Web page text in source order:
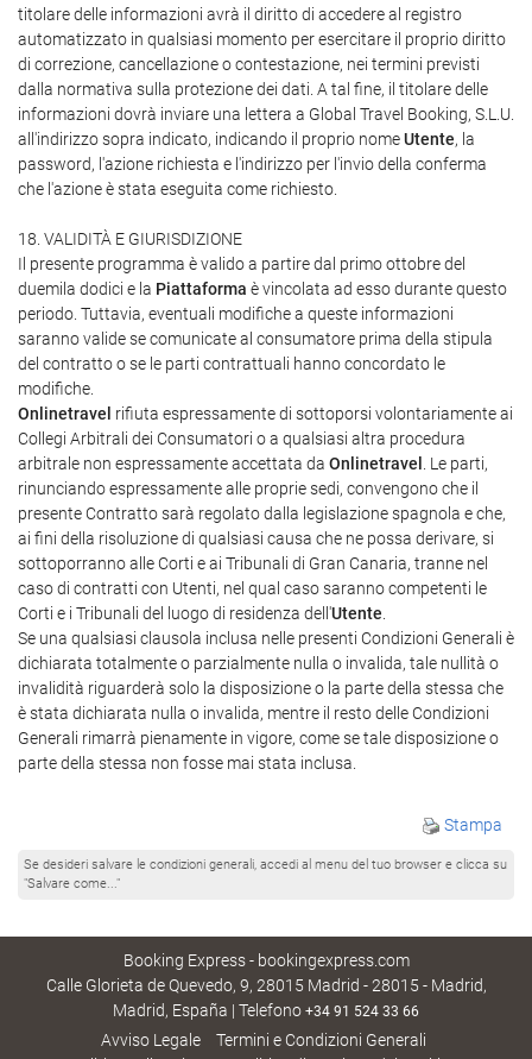
titolare delle informazioni avrà il diritto di accedere al registro
automatizzato in qualsiasi momento per esercitare il proprio diritto
di correzione, cancellazione o contestazione, nei termini previsti
dalla normativa sulla protezione dei dati. A tal fine, il titolare delle
informazioni dovrà inviare una lettera a Global Travel Booking, S.L.U.
all'indirizzo sopra indicato, indicando il proprio nomeUtente, la
password, l'azione richiesta e l'indirizzo per l'invio della conferma
che l'azione è stata eseguita come richiesto.
18. VALIDITÀ E GIURISDIZIONE
Il presente programma è valido a partire dal primo ottobre del
duemila dodici e la Piattaforma è vincolata ad esso durante questo
periodo. Tuttavia, eventuali modifiche a queste informazioni
saranno valide se comunicate al consumatore prima della stipula
del contratto o se le parti contrattuali hanno concordato le
modifiche.
Onlinetravel rifiuta espressamente di sottoporsi volontariamente ai
Collegi Arbitrali dei Consumatori o a qualsiasi altra procedura
arbitrale non espressamente accettata da Onlinetravel
. Le parti,
rinunciando espressamente alle proprie sedi, convengono che il
presente Contratto sarà regolato dalla legislazione spagnola e che,
ai fini della risoluzione di qualsiasi causa che ne possa derivare, si
sottoporranno alle Corti e ai Tribunali di Gran Canaria, tranne nel
caso di contratti con Utenti, nel qual caso saranno competenti le
Corti e i Tribunali del luogo di residenza dell'Utente
Se una qualsiasi clausola inclusa nelle presenti Condizioni Generali è
dichiarata totalmente o parzialmente nulla o invalida, tale nullità o
invalidità riguarderà solo la disposizione o la parte della stessa che
è stata dichiarata nulla o invalida, mentre il resto delle Condizioni
Generali rimarrà pienamente in vigore, come se tale disposizione o
parte della stessa non fosse mai stata inclusa.
Stampa
Se desideri salvare le condizioni generali, accedi al menu del tuo browser e clicca su
"Salvare come..."
Booking Express - bookingexpress.com
Calle Glorieta de Quevedo, 9, 28015 Madrid - 28015 - Madrid,
Madrid, España | Telefono +34 91 524 33 66
Avviso Legale
Termini e Condizioni Generali